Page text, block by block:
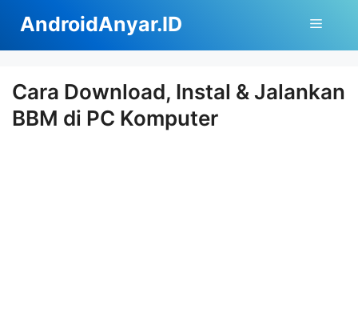
isi
AndroidAnyar.ID Menu
Cara Download, Instal & Jalankan
BBM di PC Komputer